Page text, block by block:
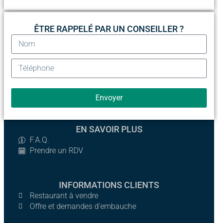
ÊTRE RAPPELÉ PAR UN CONSEILLER ?
Envoyer
EN SAVOIR PLUS
F.A.Q.
Prendre un RDV
INFORMATIONS CLIENTS
Restaurant à vendre
Offre et demandes d'embauche